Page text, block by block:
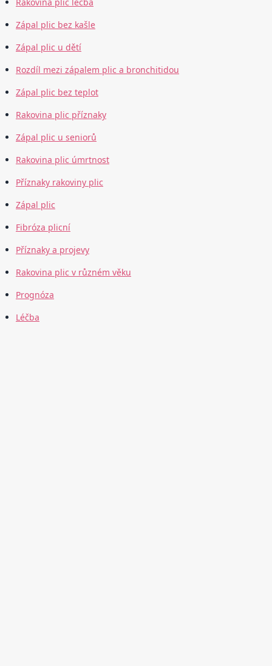
Rakovina plic léčba
Zápal plic bez kašle
Zápal plic u dětí
Rozdíl mezi zápalem plic a bronchitidou
Zápal plic bez teplot
Rakovina plic příznaky
Zápal plic u seniorů
Rakovina plic úmrtnost
Příznaky rakoviny plic
Zápal plic
Fibróza plicní
Příznaky a projevy
Rakovina plic v různém věku
Prognóza
Léčba